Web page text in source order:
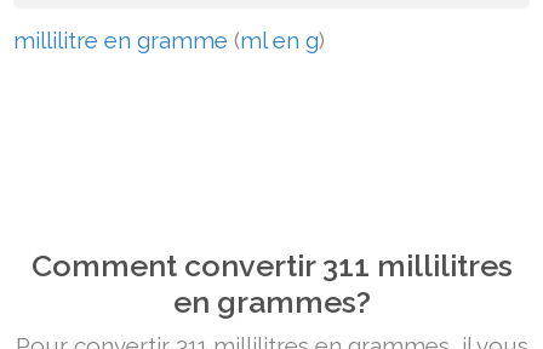
millilitre en gramme (ml en g)
Comment convertir 311 millilitres
en grammes?